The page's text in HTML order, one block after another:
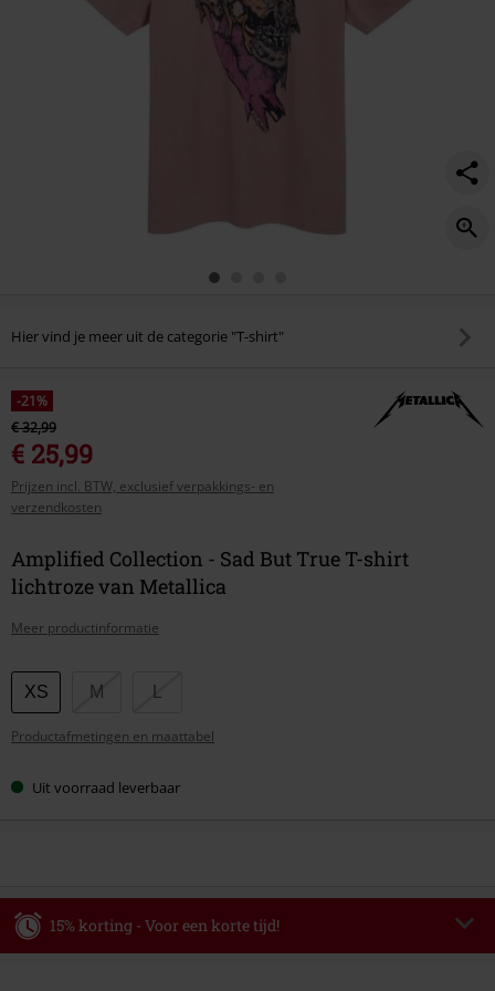
Hier vind je meer uit de categorie "T-shirt"
-21%
€ 32,99
€ 25,99
Prijzen incl. BTW, exclusief verpakkings- en
verzendkosten
Amplified Collection - Sad But True T-shirt
lichtroze van Metallica
Meer productinformatie
Kies
je
maat
XS M
Productafmetingen en maattabel
Uit voorraad leverbaar
15% korting - Voor een korte tijd!